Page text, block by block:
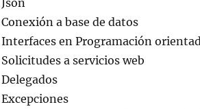
Json
Conexión a base de datos
Interfaces en Programación
Solicitudes a servicios web
Delegados
Excepciones